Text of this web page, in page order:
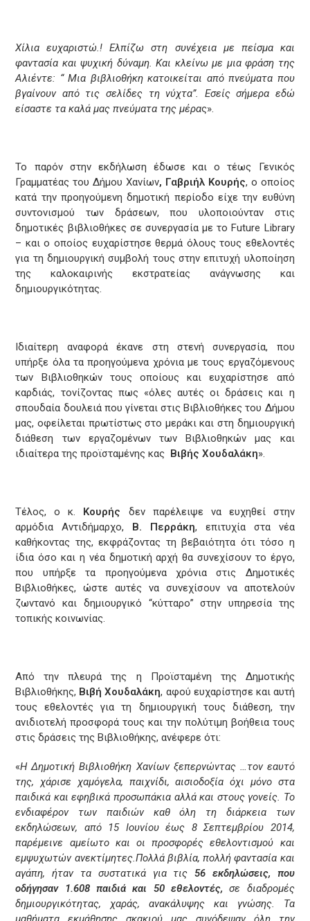
Χίλια ευχαριστώ.! Ελπίζω στη συνέχεια με πείσμα και
φαντασία και ψυχική δύναμη. Και κλείνω με μια φράση της
Αλιέντε: “ Μια βιβλιοθήκη κατοικείται από πνεύματα που
βγαίνουν από τις σελίδες τη νύχτα”. Εσείς σήμερα εδώ
είσαστε τα καλά μας πνεύματα της μέρας».
Το παρόν στην εκδήλωση έδωσε και ο τέως Γενικός
Γραμματέας του Δήμου Χανίων, Γαβριήλ Κουρής, ο οποίος
κατά την προηγούμενη δημοτική περίοδο είχε την ευθύνη
συντονισμού των δράσεων, που υλοποιούνταν στις
δημοτικές βιβλιοθήκες σε συνεργασία με το Future Library
– και ο οποίος ευχαρίστησε θερμά όλους τους εθελοντές
για τη δημιουργική συμβολή τους στην επιτυχή υλοποίηση
της καλοκαιρινής εκστρατείας ανάγνωσης και
δημιουργικότητας.
Ιδιαίτερη αναφορά έκανε στη στενή συνεργασία, που
υπήρξε όλα τα προηγούμενα χρόνια με τους εργαζόμενους
των Βιβλιοθηκών τους οποίους και ευχαρίστησε από
καρδιάς, τονίζοντας πως «όλες αυτές οι δράσεις και η
σπουδαία δουλειά που γίνεται στις Βιβλιοθήκες του Δήμου
μας, οφείλεται πρωτίστως στο μεράκι και στη δημιουργική
διάθεση των εργαζομένων των Βιβλιοθηκών μας και
ιδιαίτερα της προϊσταμένης κας Bιβής Χουδαλάκη».
Τέλος, ο κ. Κουρής δεν παρέλειψε να ευχηθεί στην
αρμόδια Αντιδήμαρχο, Β. Περράκη, επιτυχία στα νέα
καθήκοντας της, εκφράζοντας τη βεβαιότητα ότι τόσο η
ίδια όσο και η νέα δημοτική αρχή θα συνεχίσουν το έργο,
που υπήρξε τα προηγούμενα χρόνια στις Δημοτικές
Βιβλιοθήκες, ώστε αυτές να συνεχίσουν να αποτελούν
ζωντανό και δημιουργικό “κύτταρο” στην υπηρεσία της
τοπικής κοινωνίας.
Από την πλευρά της η Προϊσταμένη της Δημοτικής
Βιβλιοθήκης, Βιβή Χουδαλάκη, αφού ευχαρίστησε και αυτή
τους εθελοντές για τη δημιουργική τους διάθεση, την
ανιδιοτελή προσφορά τους και την πολύτιμη βοήθεια τους
στις δράσεις της Βιβλιοθήκης, ανέφερε ότι:
«Η Δημοτική Βιβλιοθήκη Χανίων ξεπερνώντας …τον εαυτό
της, χάρισε χαμόγελα, παιχνίδι, αισιοδοξία όχι μόνο στα
παιδικά και εφηβικά προσωπάκια αλλά και στους γονείς. Το
ενδιαφέρον των παιδιών καθ όλη τη διάρκεια των
εκδηλώσεων, από 15 Ιουνίου έως 8 Σεπτεμβρίου 2014,
παρέμεινε αμείωτο και οι προσφορές εθελοντισμού και
εμψυχωτών ανεκτίμητες.Πολλά βιβλία, πολλή φαντασία και
αγάπη, ήταν τα συστατικά για τις56 εκδηλώσεις, που
οδήγησαν 1.608 παιδιά και 50 εθελοντές, σε διαδρομές
δημιουργικότητας, χαράς, ανακάλυψης και γνώσης. Τα